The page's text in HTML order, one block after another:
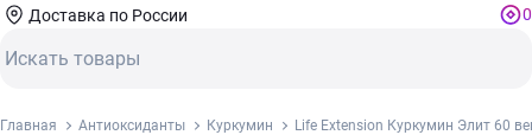
Доставка по России 0
Главная Антиоксиданты Куркумин Life Extension Куркумин Элит 60